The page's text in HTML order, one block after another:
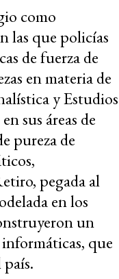
como
las que policías
de fuerza de
en materia de
y Estudios
sus áreas de
pureza de
pegada al
en los
un
que